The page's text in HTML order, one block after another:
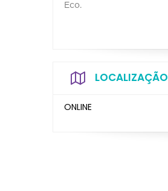
Eco.
LOCALIZAÇÃO
ONLINE